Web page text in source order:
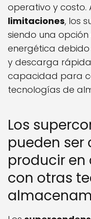
operativo y costo.
limitaciones, los
siendo una
energética
y descarga
capacidad para
tecnologías de
Los
pueden ser
producir
con otras